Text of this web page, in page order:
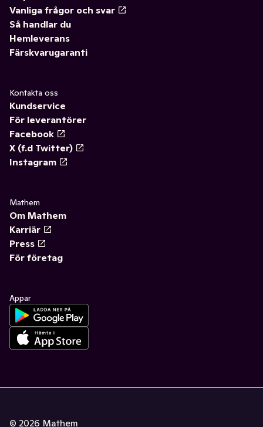
Vanliga frågor och svar
Så handlar du
Hemleverans
Färskvarugaranti
Kontakta oss
Kundservice
För leverantörer
Facebook
X (f.d Twitter)
Instagram
Mathem
Om Mathem
Karriär
Press
För företag
Appar
© 2026 Mathem